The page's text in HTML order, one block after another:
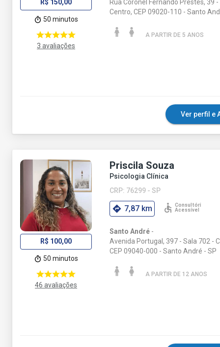
R$ 150,00
50 minutos
3 avaliações
Rua Coronel Fernando Prestes, 39 -
Centro, CEP 09020-110 - Santo
A PARTIR DE 5 ANOS
Ver perfil e
R$ 100,00
50 minutos
46 avaliações
Priscila Souza
Psicologia Clínica
CRP: 76299 - SP
7,87 km
Santo André -
Avenida Portugal, 397 - Sala 702 -
CEP 09040-000 - Santo André - SP
A PARTIR DE 12 ANOS